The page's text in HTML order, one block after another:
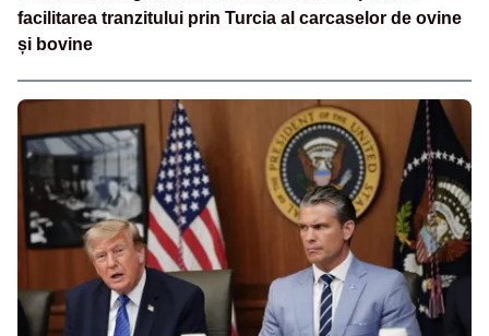
facilitarea tranzitului prin Turcia al carcaselor de ovine
și bovine